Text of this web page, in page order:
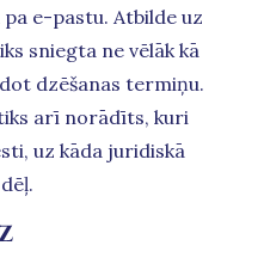
e-pastu. Atbilde uz
sniegta ne vēlāk kā
dzēšanas termiņu.
arī norādīts, kuri
uz kāda juridiskā